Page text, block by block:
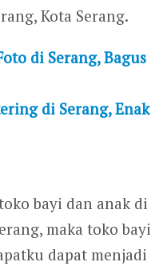
Kota Serang.
di Serang, Bagus
di Serang, Enak
bayi dan anak di
maka toko bayi
dapat menjadi